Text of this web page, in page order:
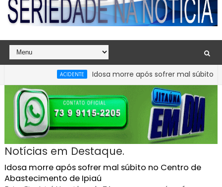
Idosa morre após sofrer mal súbito no
Notícias em Destaque.
Idosa morre após sofrer mal súbito no Centro de
Abastecimento de Ipiaú